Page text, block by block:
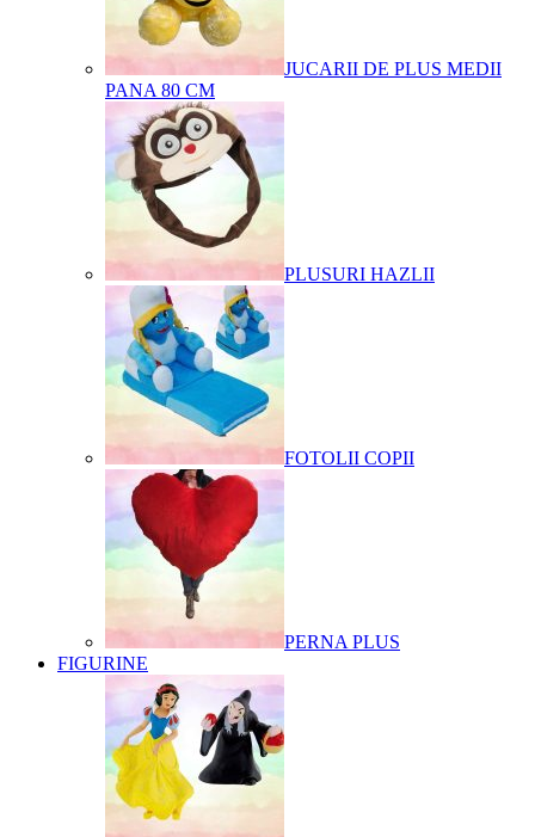
JUCARII DE PLUS MEDII
PANA 80 CM
PLUSURI HAZLII
FOTOLII COPII
PERNA PLUS
FIGURINE